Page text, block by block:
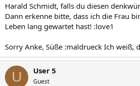
Harald Schmidt, falls du diesen
Dann erkenne bitte, dass ich die Frau
Leben lang gewartet hast! :love1
Sorry Anke, Süße :maldrueck Ich weiß,
U User 5
Guest